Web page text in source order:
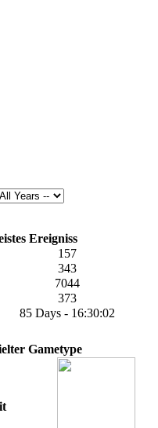
Ereigniss
157
343
7044
373
85 Days - 16:30:02
Gametype